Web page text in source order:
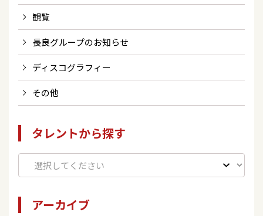
観覧
長良グループのお知らせ
ディスコグラフィー
その他
タレントから探す
アーカイブ